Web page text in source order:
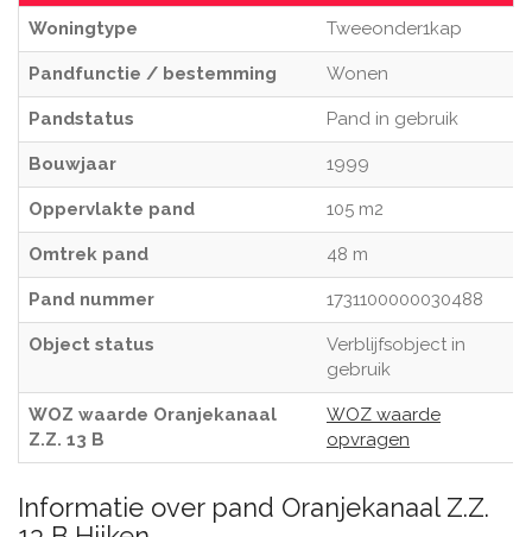
Woningtype Tweeonder1kap
Pandfunctie / bestemming Wonen
Pandstatus Pand in gebruik
Bouwjaar 1999
Oppervlakte pand 105 m2
Omtrek pand 48 m
Pand nummer 1731100000030488
Object status
Verblijfsobject in
gebruik
WOZ waarde Oranjekanaal
Z.Z. 13 B
WOZ waarde
opvragen
Informatie over pand Oranjekanaal Z.Z.